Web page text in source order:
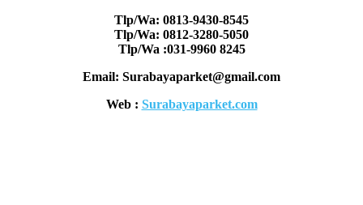
Tlp/Wa: 0813-9430-8545
Tlp/Wa: 0812-3280-5050
Tlp/Wa :031-9960 8245
Email: Surabayaparket@gmail.com
Web : Surabayaparket.com